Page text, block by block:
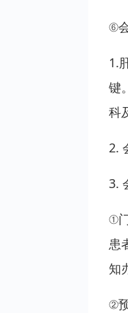
⑥
1.
键
科
2.
3.
①
患
知
②